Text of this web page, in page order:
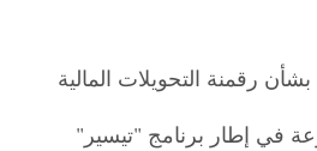
رقمنة التحويلات المالية
في إطار برنامج "تيسير"